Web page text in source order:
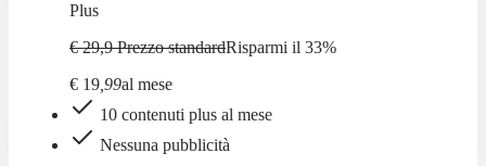
Plus
€ 29,9 Prezzo standardRisparmi il 33%
€ 19 99al mese
10 contenuti plus al mese
Nessuna pubblicità